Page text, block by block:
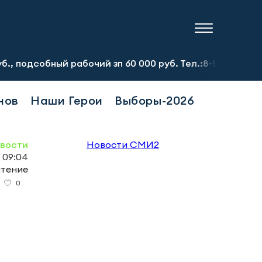
рабочий зп 60 000 руб. Тел.:8-917-913-20-71
Наши Герои Выборы-2026
09:04
0
Новости СМИ2